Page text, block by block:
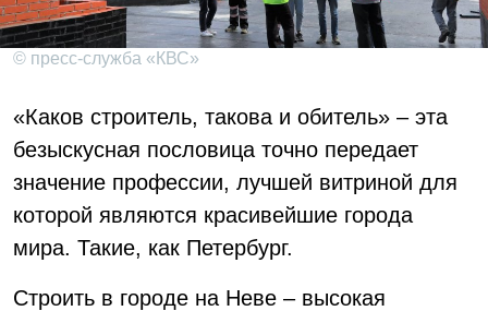
© пресс-служба «КВС»
«Каков строитель, такова и обитель» – эта
безыскусная пословица точно передает
значение профессии, лучшей витриной для
которой являются красивейшие города
мира. Такие, как Петербург.
Строить в городе на Неве – высокая